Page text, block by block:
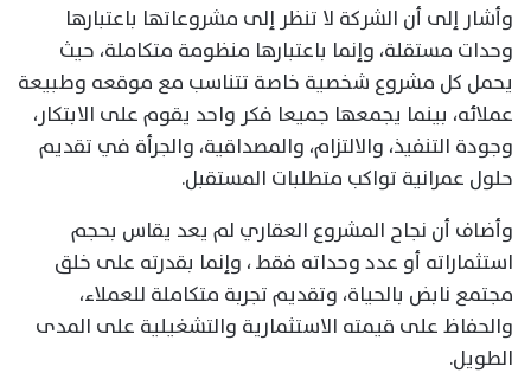
وأشار إلى أن الشركة لا تنظر إلى مشروعاتها باعتبارها
وحدات مستقلة، وإنما باعتبارها منظومة متكاملة، حيث
يحمل كل مشروع شخصية خاصة تتناسب مع موقعه وطبيعة
عملائه، بينما يجمعها جميعا فكر واحد يقوم على الابتكار،
وجودة التنفيذ، والالتزام، والمصداقية، والجرأة في تقديم
حلول عمرانية تواكب متطلبات المستقبل.
وأضاف أن نجاح المشروع العقاري لم يعد يقاس بحجم
استثماراته أو عدد وحداته فقط ، وإنما بقدرته على خلق
مجتمع نابض بالحياة، وتقديم تجربة متكاملة للعملاء،
والحفاظ على قيمته الاستثمارية والتشغيلية على المدى
الطويل.